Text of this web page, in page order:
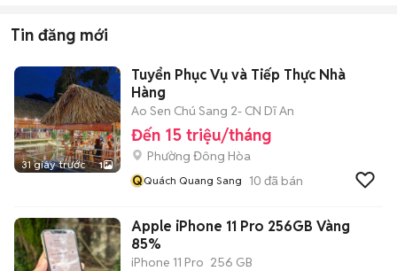
Tin đăng mới
31 giây trước 1
Tuyển Phục Vụ và Tiếp Thực Nhà
Hàng
Ao Sen Chú Sang 2- CN Dĩ An
Đến 15 triệu/tháng
Phường Đông Hòa
QQuách Quang Sang 10 đã bán
Apple iPhone 11 Pro 256GB Vàng
85%
iPhone 11 Pro 256 GB